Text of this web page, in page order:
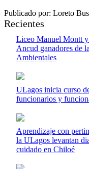
Publicado por: Loreto
Recientes
Liceo Manuel Montt y
Ancud ganadores de
Ambientales
ULagos inicia curso
funcionarios y
Aprendizaje con
la ULagos levantan
cuidado en Chiloé